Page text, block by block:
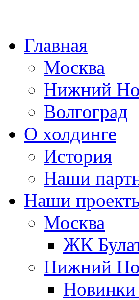
Главная
Москва
Нижний
Волгоград
О холдинге
История
Наши
Наши
Москва
ЖК
Нижний